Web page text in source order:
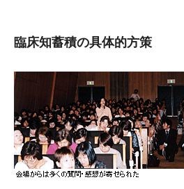
臨床知蓄積の具体的方策